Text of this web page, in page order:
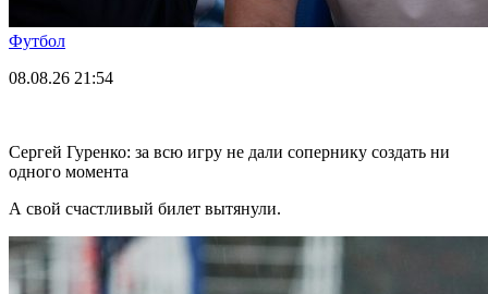
Футбол
08.08.26 21:54
Сергей Гуренко: за всю игру не дали сопернику создать ни
одного момента
А свой счастливый билет вытянули.